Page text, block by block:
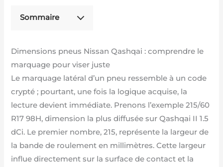
Sommaire
Dimensions pneus Nissan Qashqai : comprendre le
marquage pour viser juste
Le marquage latéral d’un pneu ressemble à un code
crypté ; pourtant, une fois la logique acquise, la
lecture devient immédiate. Prenons l’exemple 215/60
R17 98H, dimension la plus diffusée sur Qashqai II 1.5
dCi. Le premier nombre, 215, représente la largeur de
la bande de roulement en millimètres. Cette largeur
influe directement sur la surface de contact et la